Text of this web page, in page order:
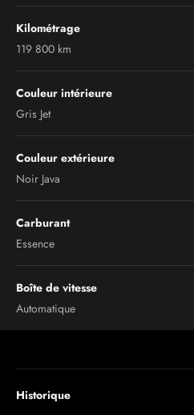
Kilométrage
119 800 km
Couleur intérieure
Gris Jet
Couleur extérieure
Noir Java
Carburant
Essence
Boîte de vitesse
Automatique
Historique